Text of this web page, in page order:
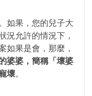
如果，您的兒子大
況允許的情況下，
如果是會，那麼，
婆婆，簡稱「壞婆
壞